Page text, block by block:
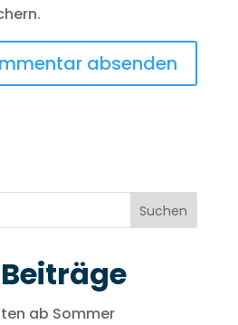
Suchen
ab Sommer